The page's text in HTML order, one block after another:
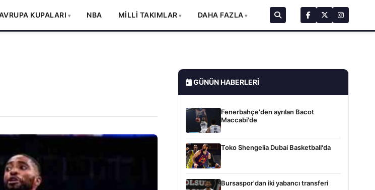
KUPALARI NBA MİLLİ TAKIMLAR DAHA FAZLA
GÜNÜN HABERLERI
Fenerbahçe'den ayrılan Bacot
Maccabi'de
Toko Shengelia Dubai Basketball'da
Bursaspor'dan iki yabancı transferi